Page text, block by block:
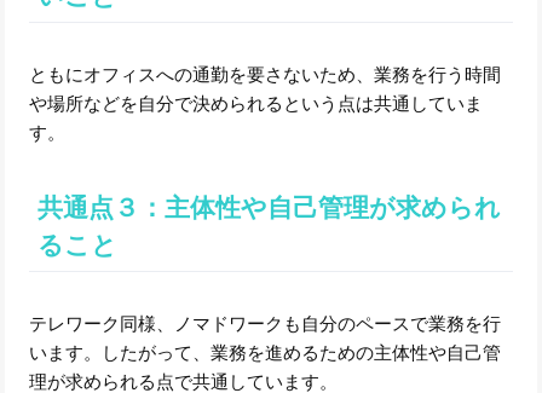
ともにオフィスへの通勤を要さないため、業務を行う時間
や場所などを自分で決められるという点は共通していま
す。
共通点３：主体性や自己管理が求められ
ること
テレワーク同様、ノマドワークも自分のペースで業務を行
います。したがって、業務を進めるための主体性や自己管
理が求められる点で共通しています。